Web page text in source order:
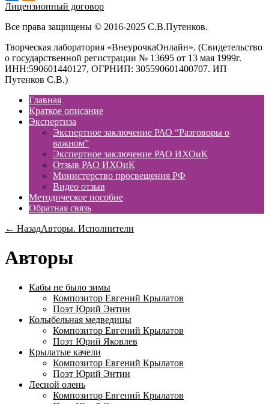
Лицензионный договор
Все права защищены © 2016-2025 С.В.Путенков.
Творческая лаборатория «ВнеурочкаОнлайн». (Свидетельство
о государственной регистрации № 13695 от 13 мая 1999г.
ИНН:590601440127, ОГРНИП: 305590601400707. ИП
Путенков С.В.)
Главная
Краткое описание
Экспертиза
Экспертное заключение РАО “Разговоры о
важном”
Экспертное заключение РАО ИХОиК
Отзыв РАО ИХОиК
Министерство просвещения РФ
Видео отзыв
Методическое пособие
Обратная связь
← НазадАвторы. Исполнители
Авторы
Кабы не было зимы
Композитор Евгений Крылатов
Поэт Юрий Энтин
Колыбельная медведицы
Композитор Евгений Крылатов
Поэт Юрий Яковлев
Крылатые качели
Композитор Евгений Крылатов
Поэт Юрий Энтин
Лесной олень
Композитор Евгений Крылатов